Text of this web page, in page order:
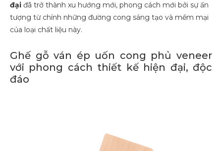
đại đã trở thành xu hướng mới, phong cách mới bởi sự ấn
tượng từ chính những đường cong sáng tạo và mềm mại
của loại chất liệu này.
Ghế gỗ ván ép uốn cong phủ veneer
với phong cách thiết kế hiện đại, độc
đáo